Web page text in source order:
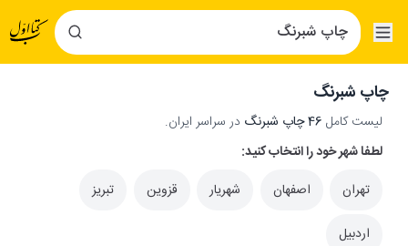
چاپ شبرنگ
لیست کامل 46 چاپ شبرنگ
در سراسر ایران.
لطفا شهر خود را انتخاب کنید:
تهران
اصفهان شهریار قزوین تبریز
اردبیل